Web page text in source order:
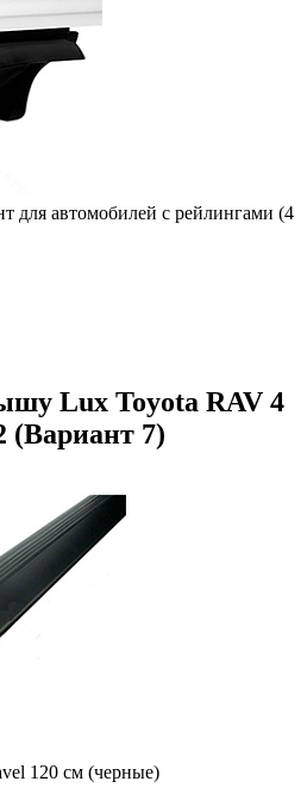
для автомобилей с рейлингами (4
Lux Toyota RAV 4
(Вариант 7)
120 см (черные)